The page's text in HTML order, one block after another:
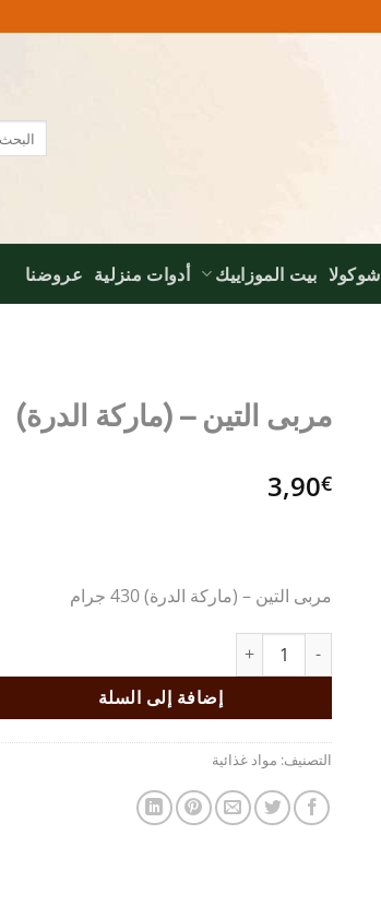
البحث
عن:
شوكولا بيت الموزاييك أدوات منزلية عروضنا
مربى التين – (ماركة الدرة)
3,90€
مربى التين – (ماركة الدرة) 430 جرام
كمية مربى التين - (ماركة الدرة)
إضافة إلى السلة
التصنيف: مواد غذائية